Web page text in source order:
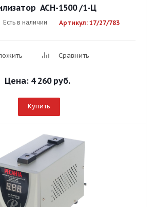
АСН-1500 /1-Ц
Есть в наличии Артикул: 17/27/783
Сравнить
Цена: 4 260 руб.
Купить